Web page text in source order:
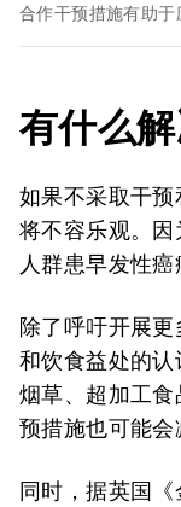
合作干预措施有助于
有什么
如果不采取干
将不容乐观。
人群患早发性癌
除了呼吁开展
和饮食益处的
烟草、超加工
预措施也可能会
同时，据英国